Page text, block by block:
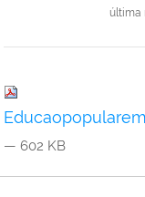
última
— 602 KB